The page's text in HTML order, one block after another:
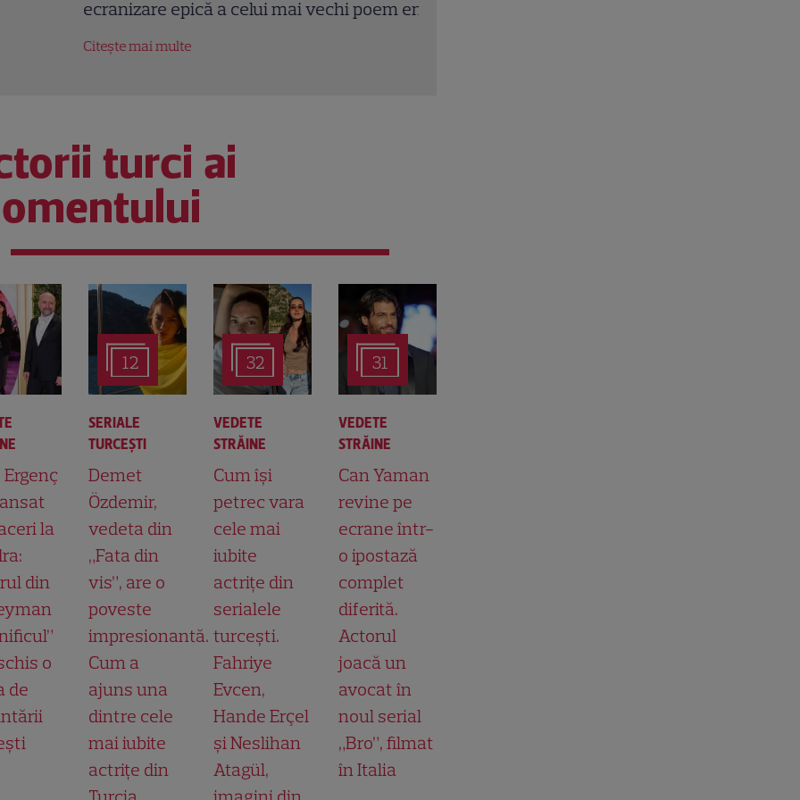
epică a celui mai vechi poem englez
mai multe
turci ai
la
din
o
de
12
SERIALE
TURCEŞTI
Demet
Özdemir,
vedeta din
„Fata din
vis”, are o
poveste
impresionantă.
Cum a
ajuns una
dintre cele
mai iubite
actrițe din
32
VEDETE
STRĂINE
Cum își
petrec vara
cele mai
iubite
actrițe din
serialele
turcești.
Fahriye
Evcen,
Hande Erçel
și Neslihan
Atagül,
31
VEDETE
STRĂINE
Can Yaman
revine pe
ecrane într-
o ipostază
complet
diferită.
Actorul
joacă un
avocat în
noul serial
„Bro”, filmat
în Italia